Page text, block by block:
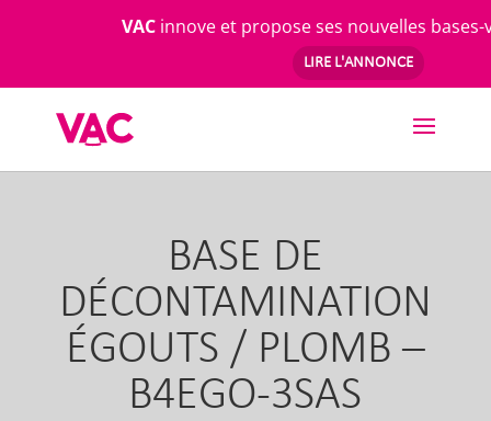
content
BASE DE
DÉCONTAMINATION
ÉGOUTS / PLOMB –
B4EGO-3SAS
VACinnove et propose ses nouvelles
LIRE L'ANNONCE